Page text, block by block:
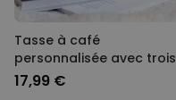
Tasse à café
personnalisée avec trois
lignes
17,99 €